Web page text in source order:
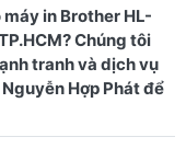
in Brother HL-
Chúng tôi
tranh và dịch vụ
Hợp Phát để